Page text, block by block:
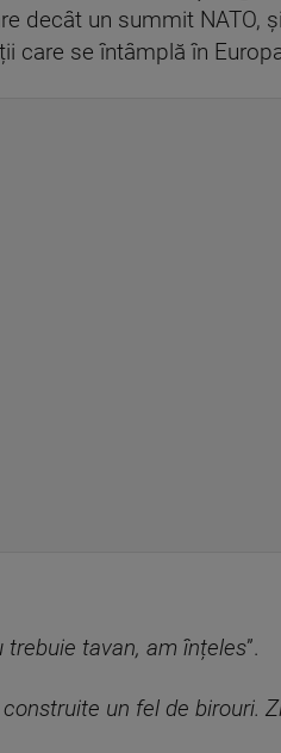
decât un summit NATO,
care se întâmplă în
trebuie tavan, am înțeles”.
un fel de birouri.